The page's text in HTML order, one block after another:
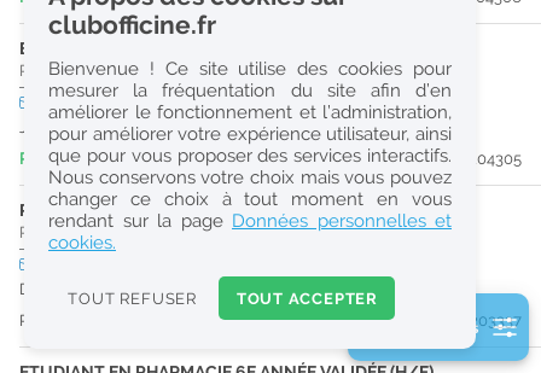
Réinitialiser
2
0
k
Consulter les offres de la France d'outre-mer
ETUDIANT EN PHARMACIE 6E ANNÉE VALIDÉE (H/F)
Pharmacie d'Officine|33230 Coutras
CDD temps plein
Jusqu'au 21/08/26
Publiée il y a 3 jour(s)
#204305
PRÉPARATEUR EN PHARMACIE (H/F)
Pharmacie d'Officine 33230 Coutras
Dès que possible
Publiée il y a 17 jour(s)
#203337
2 filtre(s) actifs
clubofficine.fr
Bienvenue ! Ce site utilise des cookies pour
mesurer la fréquentation du site afin d’en
améliorer le fonctionnement et l’administration,
pour améliorer votre expérience utilisateur, ainsi
que pour vous proposer des services interactifs.
Nous conservons votre choix mais vous pouvez
changer ce choix à tout moment en vous
rendant sur la page Données personnelles et
cookies.
TOUT REFUSER TOUT ACCEPTER